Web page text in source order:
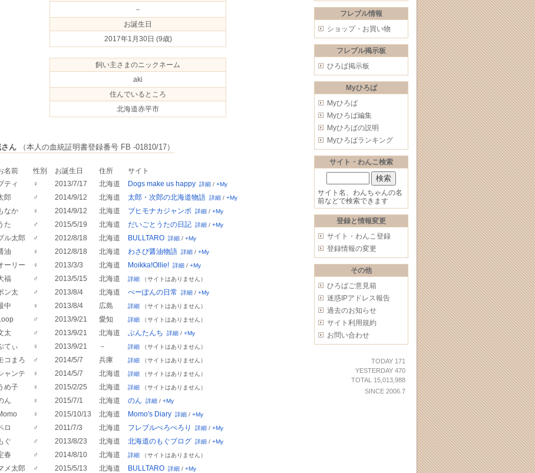
フレブル情報
ショップ・お買い物
フレブル掲示板
ひろば掲示板
Myひろば
Myひろば
Myひろば編集
Myひろばの説明
Myひろばランキング
サイト・わんこ検索
サイト名、わんちゃんの名
前などで検索できます
登録と情報変更
サイト・わんこ登録
登録情報の変更
その他
ひろばご意見箱
迷惑IPアドレス報告
過去のお知らせ
サイト利用規約
お問い合わせ
TODAY 171
YESTERDAY 470
TOTAL 15,013,988
SINCE 2006.7
－
お誕生日
2017年1月30日 (9歳)
飼い主さまのニックネーム
aki
住んでいるところ
北海道赤平市
ん（本人の血統証明書登録番号 FB -01810/17）
名前 性別 お誕生日 住所
サイト
ティ ♀ 2013/7/17 北海道 Dogs make us happy 詳細/ +My
郎 ♂ 2014/9/12 北海道 太郎・次郎の北海道物語 詳細/ +My
なか ♀ 2014/9/12 北海道 ブヒモナカジャンボ 詳細/ +My
た ♂ 2015/5/19 北海道 だいごとうたの日記 詳細/ +My
ル太郎 ♂ 2012/8/18 北海道 BULLTARO 詳細/ +My
油 ♀ 2012/8/18 北海道 わさび醤油物語 詳細/ +My
ーリー ♀ 2013/3/3 北海道 Moikka!Ollie! 詳細/ +My
福 ♂ 2013/5/15 北海道 詳細（サイトはありません）
ン太 ♂ 2013/8/4 北海道 ぺーぽんの日常 詳細/ +My
中 ♀ 2013/8/4 広島 詳細（サイトはありません）
♂ 2013/9/21 愛知 詳細（サイトはありません）
太 ♂ 2013/9/21 北海道 ぶんたんち 詳細/ +My
てぃ ♀ 2013/9/21 － 詳細（サイトはありません）
コまろ ♂ 2014/5/7 兵庫 詳細（サイトはありません）
ャンテ ♀ 2014/5/7 北海道 詳細（サイトはありません）
め子 ♀ 2015/2/25 北海道 詳細（サイトはありません）
ん ♀ 2015/7/1 北海道 のん 詳細/ +My
♀ 2015/10/13 北海道 Momo's Diary 詳細/ +My
ロ ♂ 2011/7/3 北海道 フレブルぺろぺろり 詳細/ +My
ぐ ♂ 2013/8/23 北海道 北海道のもぐブログ 詳細/ +My
春 ♂ 2014/8/10 北海道 詳細（サイトはありません）
メ太郎 ♂ 2015/5/13 北海道 BULLTARO 詳細/ +My